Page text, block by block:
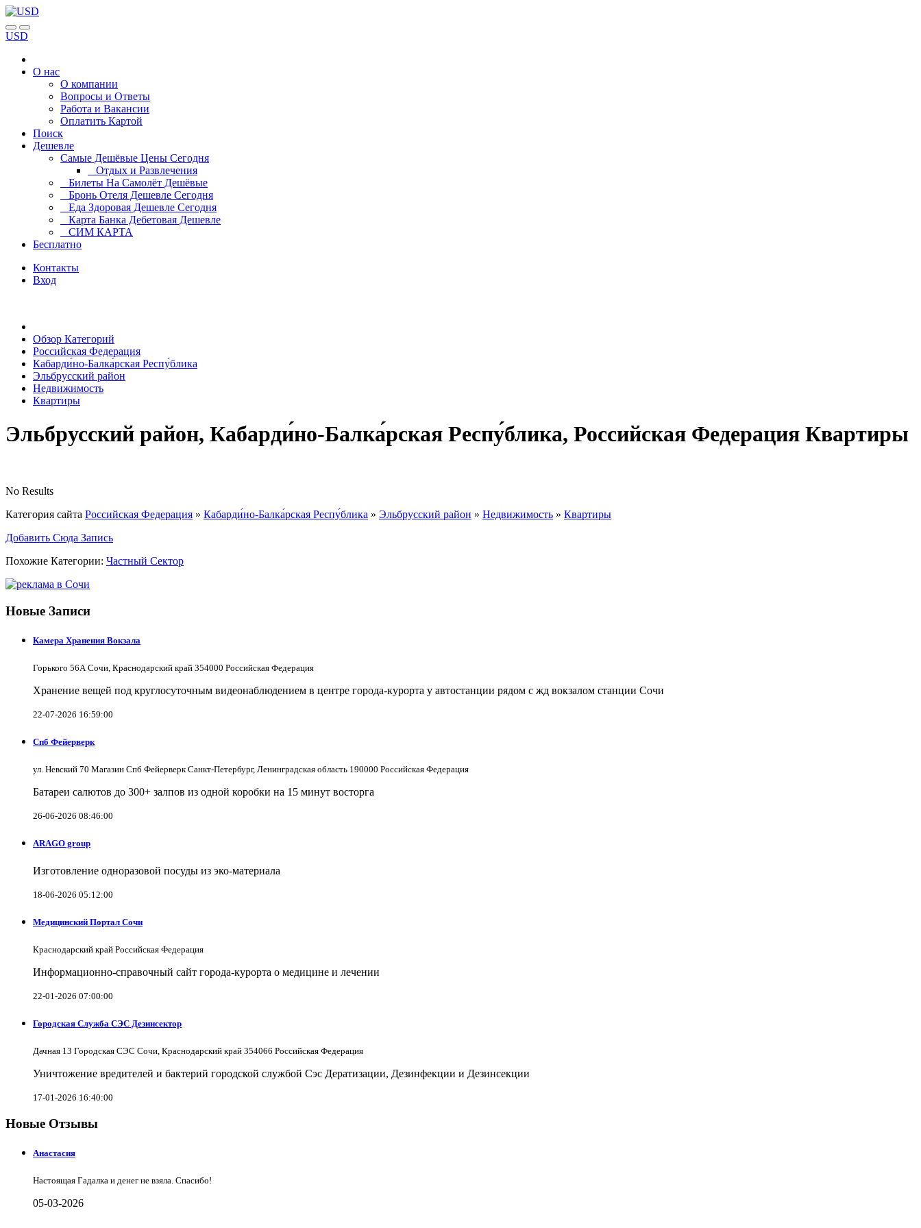
USD
О нас
О компании
Вопросы и Ответы
Работа и Вакансии
Оплатить Картой
Поиск
Дешевле
Самые Дешёвые Цены Сегодня
Отдых и Развлечения
Билеты На Самолёт Дешёвые
Бронь Отеля Дешевле Сегодня
Еда Здоровая Дешевле Сегодня
Карта Банка Дебетовая Дешевле
СИМ КАРТА
Бесплатно
Контакты
Вход
Обзор Категорий
Российская Федерация
Кабарди́но-Балка́рская Респу́блика
Эльбрусский район
Недвижимость
Квартиры
Эльбрусский район, Кабарди́но-Балка́рская Респу́блика, Российская Федерация Квартиры
No Results
Категория сайта Российская Федерация » Кабарди́но-Балка́рская Респу́блика » Эльбрусский район » Недвижимость » Квартиры
Добавить Сюда Запись
Похожие Категории: Частный Сектор
Новые Записи
Камера Хранения Вокзала
Горького 56А Сочи, Краснодарский край 354000 Российская Федерация
Хранение вещей под круглосуточным видеонаблюдением в центре города-курорта у автостанции рядом с жд вокзалом станции Сочи
22-07-2026 16:59:00
Спб Фейерверк
ул. Невский 70 Магазин Спб Фейерверк Санкт-Петербург, Ленинградская область 190000 Российская Федерация
Батареи салютов до 300+ залпов из одной коробки на 15 минут восторга
26-06-2026 08:46:00
ARAGO group
Изготовление одноразовой посуды из эко-материала
18-06-2026 05:12:00
Медицинский Портал Сочи
Краснодарский край Российская Федерация
Информационно-справочный сайт города-курорта о медицине и лечении
22-01-2026 07:00:00
Городская Служба СЭС Дезинсектор
Дачная 13 Городская СЭС Сочи, Краснодарский край 354066 Российская Федерация
Уничтожение вредителей и бактерий городской службой Сэс Дератизации, Дезинфекции и Дезинсекции
17-01-2026 16:40:00
Новые Отзывы
Анастасия
Настоящая Гадалка и денег не взяла. Спасибо!
05-03-2026